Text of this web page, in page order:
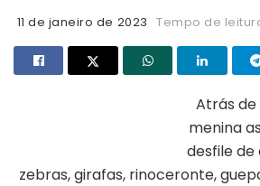
11 de janeiro de 2023 Tempo de
Atrás
menina
desfile de
zebras, girafas, rinoceronte,